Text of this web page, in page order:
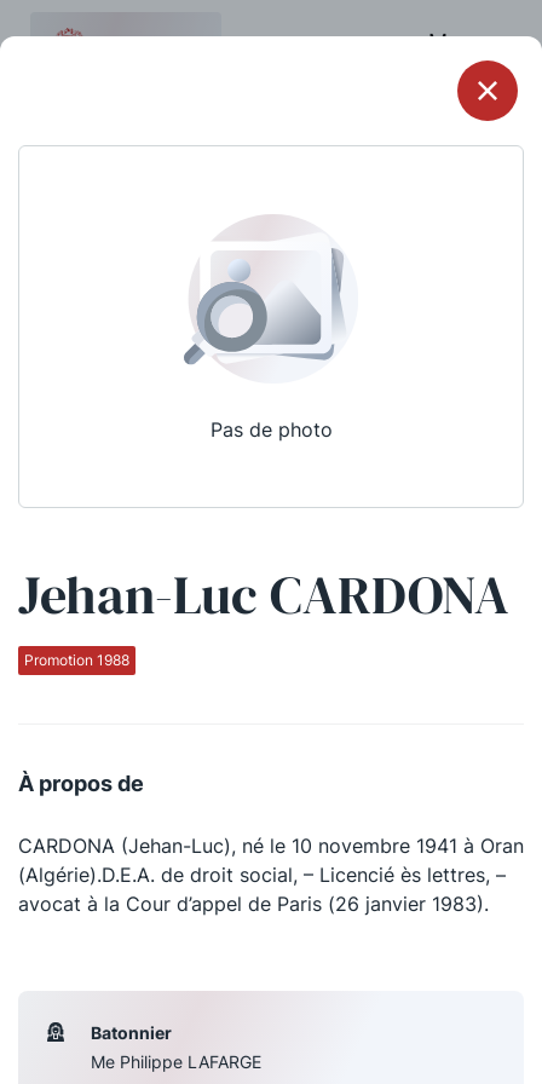
Menu
Pas de photo
Jehan-Luc CARDONA
Promotion 1988
À propos de
CARDONA (Jehan-Luc), né le 10 novembre 1941 à Oran
(Algérie).D.E.A. de droit social, – Licencié ès lettres, –
avocat à la Cour d’appel de Paris (26 janvier 1983).
Batonnier
Me Philippe LAFARGE
Qui sommes-nous ?
La Conférence
La Conférence
Le Concours de la Conférence
La Petite Conférence